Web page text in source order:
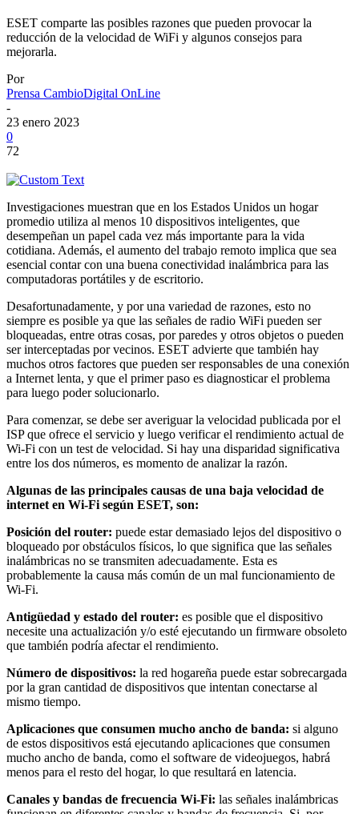
ESET comparte las posibles razones que pueden provocar la
reducción de la velocidad de WiFi y algunos consejos para
mejorarla.
Por
Prensa CambioDigital OnLine
-
23 enero 2023
0
72
Investigaciones muestran que en los Estados Unidos un hogar
promedio utiliza al menos 10 dispositivos inteligentes, que
desempeñan un papel cada vez más importante para la vida
cotidiana. Además, el aumento del trabajo remoto implica que sea
esencial contar con una buena conectividad inalámbrica para las
computadoras portátiles y de escritorio.
Desafortunadamente, y por una variedad de razones, esto no
siempre es posible ya que las señales de radio WiFi pueden ser
bloqueadas, entre otras cosas, por paredes y otros objetos o pueden
ser interceptadas por vecinos. ESET advierte que también hay
muchos otros factores que pueden ser responsables de una conexión
a Internet lenta, y que el primer paso es diagnosticar el problema
para luego poder solucionarlo.
Para comenzar, se debe ser averiguar la velocidad publicada por el
ISP que ofrece el servicio y luego verificar el rendimiento actual de
Wi-Fi con un test de velocidad. Si hay una disparidad significativa
entre los dos números, es momento de analizar la razón.
Algunas de las principales causas de una baja velocidad de
internet en Wi-Fi según ESET, son:
Posición del router: puede estar demasiado lejos del dispositivo o
bloqueado por obstáculos físicos, lo que significa que las señales
inalámbricas no se transmiten adecuadamente. Esta es
probablemente la causa más común de un mal funcionamiento de
Wi-Fi.
Antigüedad y estado del router: es posible que el dispositivo
necesite una actualización y/o esté ejecutando un firmware obsoleto
que también podría afectar el rendimiento.
Número de dispositivos: la red hogareña puede estar sobrecargada
por la gran cantidad de dispositivos que intentan conectarse al
mismo tiempo.
Aplicaciones que consumen mucho ancho de banda: si alguno
de estos dispositivos está ejecutando aplicaciones que consumen
mucho ancho de banda, como el software de videojuegos, habrá
menos para el resto del hogar, lo que resultará en latencia.
Canales y bandas de frecuencia Wi-Fi: las señales inalámbricas